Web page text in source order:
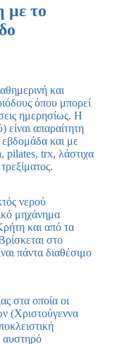
με το
και
όπου μπορεί
ημερησίως. Η
απαραίτητη
εβδομάδα και με
pilates, trx, λάστιχα
νερού
μηχάνημα
και από τα
στο
πάντα διαθέσιμο
στα οποία οι
(Χριστούγεννα
αυστηρό